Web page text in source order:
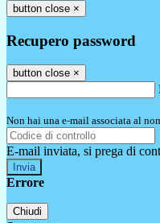
button close ×
Recupero password
button close ×
Non hai una e-mail associata al
E-mail inviata, si prega di
Errore
Chiudi